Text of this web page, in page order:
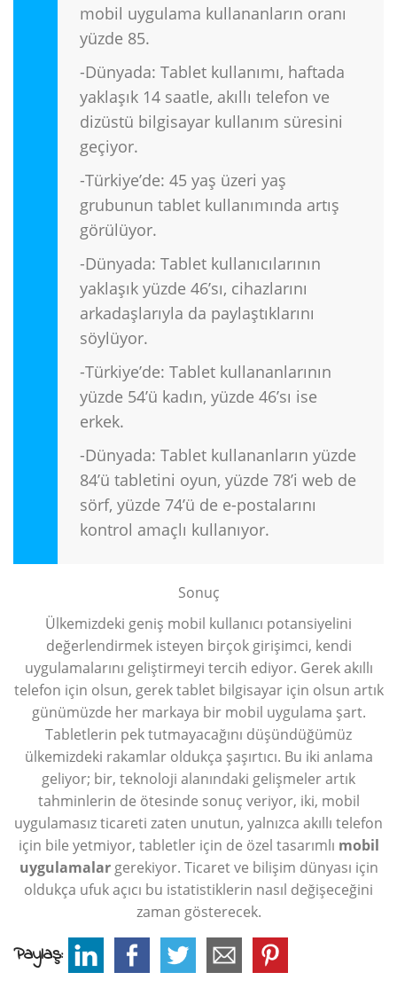
mobil uygulama kullananların oranı
yüzde 85.
-Dünyada: Tablet kullanımı, haftada
yaklaşık 14 saatle, akıllı telefon ve
dizüstü bilgisayar kullanım süresini
geçiyor.
-Türkiye’de: 45 yaş üzeri yaş
grubunun tablet kullanımında artış
görülüyor.
-Dünyada: Tablet kullanıcılarının
yaklaşık yüzde 46’sı, cihazlarını
arkadaşlarıyla da paylaştıklarını
söylüyor.
-Türkiye’de: Tablet kullananlarının
yüzde 54’ü kadın, yüzde 46’sı ise
erkek.
-Dünyada: Tablet kullananların yüzde
84’ü tabletini oyun, yüzde 78’i web de
sörf, yüzde 74’ü de e-postalarını
kontrol amaçlı kullanıyor.
Sonuç
Ülkemizdeki geniş mobil kullanıcı potansiyelini
değerlendirmek isteyen birçok girişimci, kendi
uygulamalarını geliştirmeyi tercih ediyor. Gerek akıllı
telefon için olsun, gerek tablet bilgisayar için olsun artık
günümüzde her markaya bir mobil uygulama şart.
Tabletlerin pek tutmayacağını düşündüğümüz
ülkemizdeki rakamlar oldukça şaşırtıcı. Bu iki anlama
geliyor; bir, teknoloji alanındaki gelişmeler artık
tahminlerin de ötesinde sonuç veriyor, iki, mobil
uygulamasız ticareti zaten unutun, yalnızca akıllı telefon
için bile yetmiyor, tabletler için de özel tasarımlı mobil
uygulamalargerekiyor. Ticaret ve bilişim dünyası için
oldukça ufuk açıcı bu istatistiklerin nasıl değişeceğini
zaman gösterecek.
Paylaş: